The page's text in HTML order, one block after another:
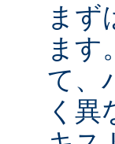
まず
ます
て、
く異